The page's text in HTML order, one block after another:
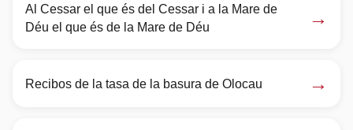
Al Cessar el que és del Cessar i a la Mare de
Déu el que és de la Mare de Déu
→
Recibos de la tasa de la basura de Olocau →